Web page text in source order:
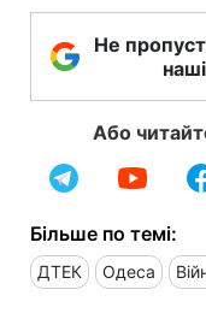
Не
Або
Більше по темі:
ДТЕК Одеса